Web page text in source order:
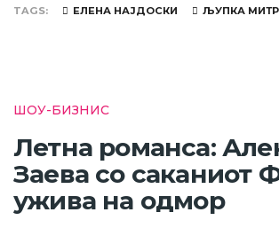
TAGS ЕЛЕНА НАЈДОСКИ ЉУПКА
ШОУ-БИЗНИС
Летна романса:
Заева со саканиот
ужива на одмор